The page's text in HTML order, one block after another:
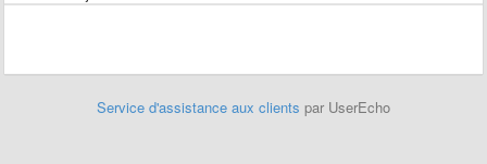
Service d'assistance aux clients par UserEcho